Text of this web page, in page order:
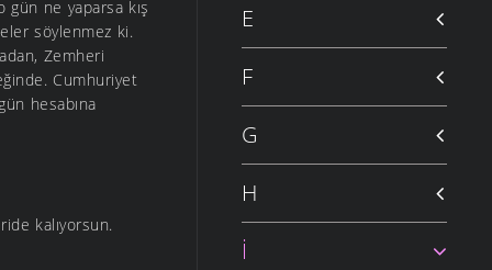
gün ne yaparsa kış
söylenmez ki.
Zemheri
Cumhuriyet
hesabına
kalıyorsun.
E
F
G
H
İ